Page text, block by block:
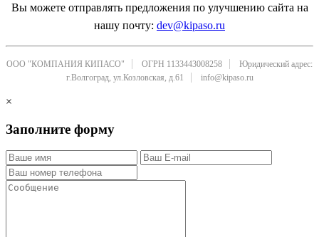
Вы можете отправлять предложения по улучшению сайта на
нашу почту: dev@kipaso.ru
ООО "КОМПАНИЯ КИПАСО" ОГРН 1133443008258
Юридический адрес:
г.Волгоград, ул.Козловская, д.61
info@kipaso.ru
×
Заполните форму